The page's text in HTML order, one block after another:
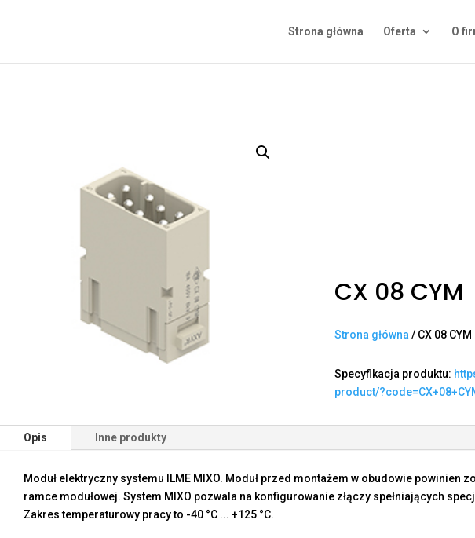
Strona główna Oferta O
CX 08 CYM
Strona główna / CX 08 CYM
Specyfikacja produktu:
product/
Opis Inne produkty
Moduł elektryczny systemu ILME MIXO. Moduł przed montażem w obudowie powinien
ramce modułowej. System MIXO pozwala na konfigurowanie złączy spełniających
Zakres temperaturowy pracy to -40 °C ... +125 °C.